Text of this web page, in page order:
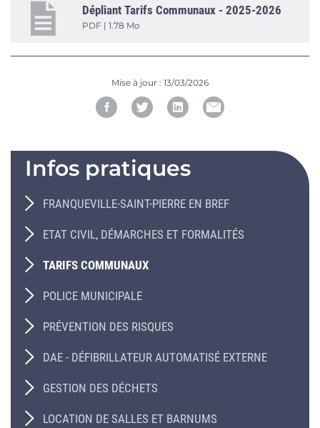
Dépliant Tarifs Communaux - 2025-2026
PDF | 1.78 Mo
Mise à jour : 13/03/2026
Infos pratiques
FRANQUEVILLE-SAINT-PIERRE EN BREF
ETAT CIVIL, DÉMARCHES ET FORMALITÉS
TARIFS COMMUNAUX
POLICE MUNICIPALE
PRÉVENTION DES RISQUES
DAE - DÉFIBRILLATEUR AUTOMATISÉ EXTERNE
GESTION DES DÉCHETS
LOCATION DE SALLES ET BARNUMS